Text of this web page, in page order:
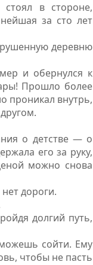
в стороне,
за сто лет
деревню
и обернулся к
Прошло более
проникал внутрь,
о детстве — о
его за руку,
можно снова
дороги.
долгий путь,
сойти. Ему
чтобы не пасть